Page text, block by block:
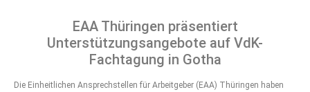
EAA Thüringen präsentiert
Unterstützungsangebote auf VdK-
Fachtagung in Gotha
Die Einheitlichen Ansprechstellen für Arbeitgeber (EAA) Thüringen haben